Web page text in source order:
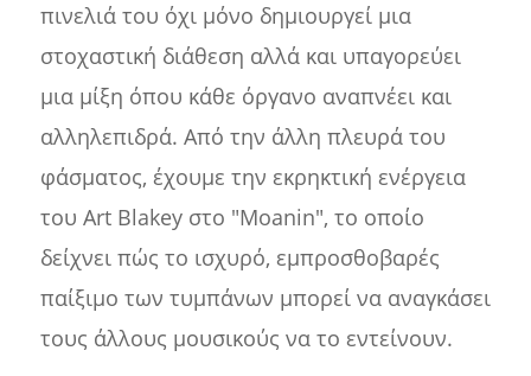
πινελιά του όχι μόνο δημιουργεί μια
στοχαστική διάθεση αλλά και υπαγορεύει
μια μίξη όπου κάθε όργανο αναπνέει και
αλληλεπιδρά. Από την άλλη πλευρά του
φάσματος, έχουμε την εκρηκτική ενέργεια
του Art Blakey στο "Moanin", το οποίο
δείχνει πώς το ισχυρό, εμπροσθοβαρές
παίξιμο των τυμπάνων μπορεί να αναγκάσει
τους άλλους μουσικούς να το εντείνουν.